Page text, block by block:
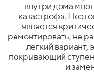
внутри дома
катастрофа.
является
ремонтировать, не
легкий вариант,
покрывающий
и